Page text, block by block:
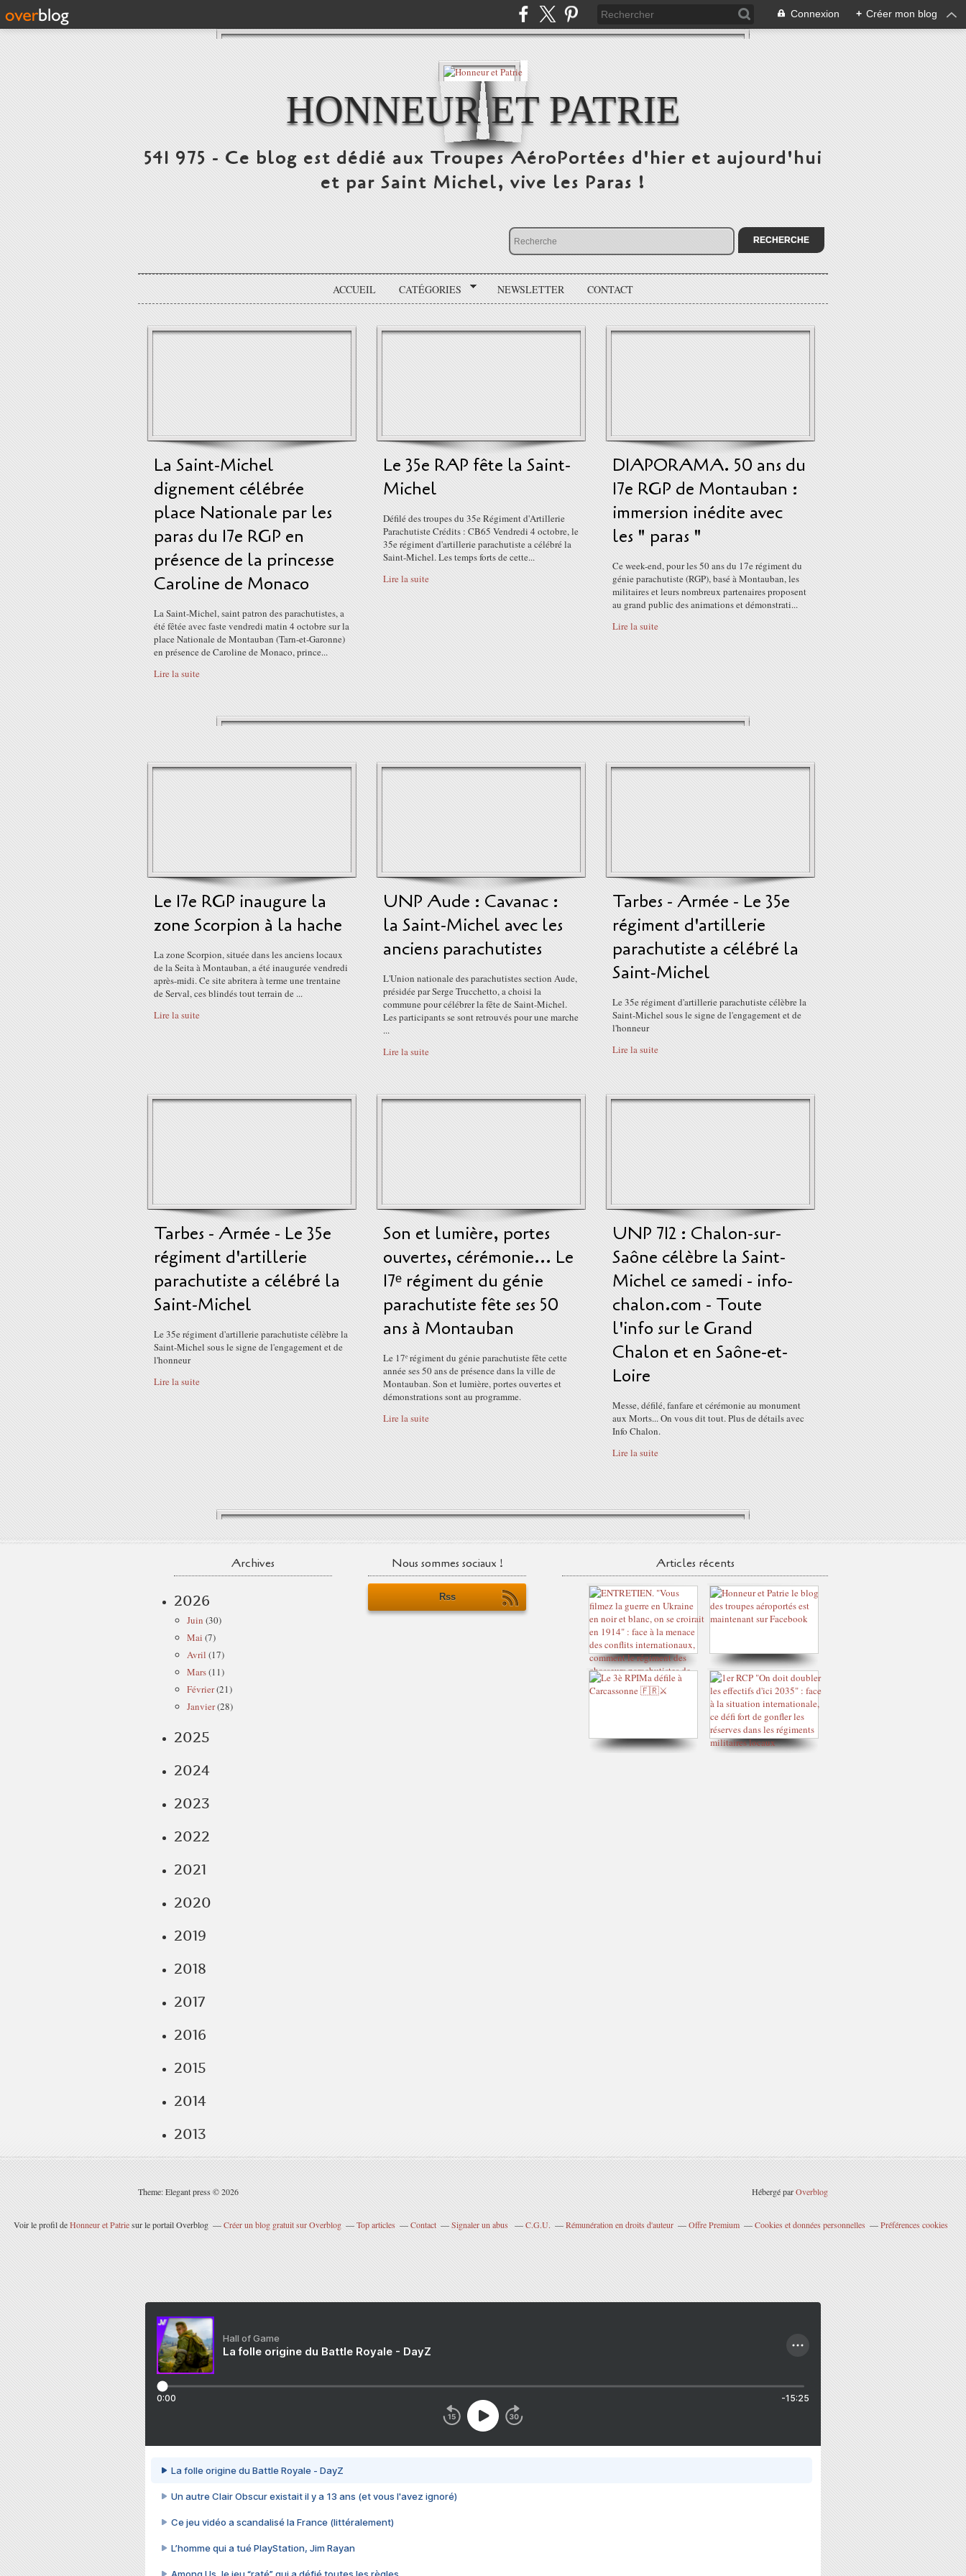
Connexion + Créer mon blog
HONNEUR ET PATRIE
541 975 - Ce blog est dédié aux Troupes AéroPortées d'hier et aujourd'hui
et par Saint Michel, vive les Paras !
ACCUEIL CATÉGORIES NEWSLETTER CONTACT
La Saint-Michel
dignement célébrée
place Nationale par les
paras du 17e RGP en
présence de la princesse
Caroline de Monaco
La Saint-Michel, saint patron des parachutistes, a
été fêtée avec faste vendredi matin 4 octobre sur la
place Nationale de Montauban (Tarn-et-Garonne)
en présence de Caroline de Monaco, prince...
Lire la suite
Le 35e RAP fête la Saint-
Michel
Défilé des troupes du 35e Régiment d'Artillerie
Parachutiste Crédits : CB65 Vendredi 4 octobre, le
35e régiment d'artillerie parachutiste a célébré la
Saint-Michel. Les temps forts de cette...
Lire la suite
DIAPORAMA. 50 ans du
17e RGP de Montauban :
immersion inédite avec
les " paras "
Ce week-end, pour les 50 ans du 17e régiment du
génie parachutiste (RGP), basé à Montauban, les
militaires et leurs nombreux partenaires proposent
au grand public des animations et démonstrati...
Lire la suite
Le 17e RGP inaugure la
zone Scorpion à la hache
La zone Scorpion, située dans les anciens locaux
de la Seita à Montauban, a été inaugurée vendredi
après-midi. Ce site abritera à terme une trentaine
de Serval, ces blindés tout terrain de ...
Lire la suite
UNP Aude : Cavanac :
la Saint-Michel avec les
anciens parachutistes
L'Union nationale des parachutistes section Aude,
présidée par Serge Trucchetto, a choisi la
commune pour célébrer la fête de Saint-Michel.
Les participants se sont retrouvés pour une marche
...
Lire la suite
Tarbes - Armée - Le 35e
régiment d'artillerie
parachutiste a célébré la
Saint-Michel
Le 35e régiment d'artillerie parachutiste célèbre la
Saint-Michel sous le signe de l'engagement et de
l'honneur
Lire la suite
Tarbes - Armée - Le 35e
régiment d'artillerie
parachutiste a célébré la
Saint-Michel
Le 35e régiment d'artillerie parachutiste célèbre la
Saint-Michel sous le signe de l'engagement et de
l'honneur
Lire la suite
Son et lumière, portes
ouvertes, cérémonie... Le
17ᵉ régiment du génie
parachutiste fête ses 50
ans à Montauban
Le 17ᵉ régiment du génie parachutiste fête cette
année ses 50 ans de présence dans la ville de
Montauban. Son et lumière, portes ouvertes et
démonstrations sont au programme.
Lire la suite
UNP 712 : Chalon-sur-
Saône célèbre la Saint-
Michel ce samedi - info-
chalon.com - Toute
l'info sur le Grand
Chalon et en Saône-et-
Loire
Messe, défilé, fanfare et cérémonie au monument
aux Morts... On vous dit tout. Plus de détails avec
Info Chalon.
Lire la suite
Archives
2026
Juin (30)
Mai (7)
Avril (17)
Mars(11)
Février(21)
Janvier(28)
2025
2024
2023
2022
2021
2020
2019
2018
2017
2016
2015
2014
2013
Nous sommes sociaux !
Rss
Articles récents
Theme: Elegant press © 2026 Hébergé parOverblog
Voir le profil deHonneur et Patriesur le portail Overblog Créer un blog gratuit sur Overblog Top articles Contact Signaler un abus C.G.U. Rémunération en droits d'auteur Offre Premium Cookies et données personnelles Préférences cookies
Hall of Game
La folle origine du Battle Royale - DayZ
0:00 -15:25
La folle origine du Battle Royale - DayZ
Un autre Clair Obscur existait il y a 13 ans (et vous l'avez ignoré)
Ce jeu vidéo a scandalisé la France (littéralement)
L’homme qui a tué PlayStation, Jim Rayan